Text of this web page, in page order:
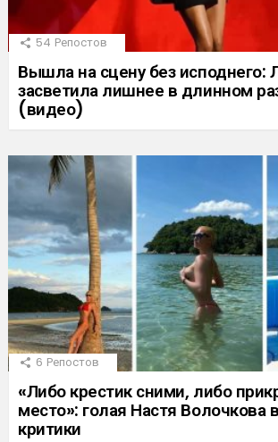
54 Репостов
Вышла на сцену без исподнего:
засветила лишнее в длинном
(видео)
6 Репостов
«Либо крестик сними, либо
место»: голая Настя Волочкова
критики